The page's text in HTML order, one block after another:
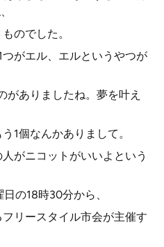
のでした。
がエル、エルというやつが
がありましたね。夢を叶え
1個なんかありまして。
がニコットがいいよという
の18時30分から、
リースタイル市会が主催す